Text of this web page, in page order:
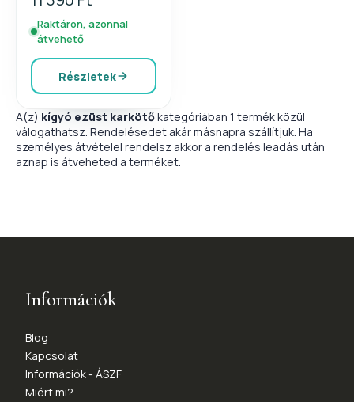
Raktáron, azonnal
átvehető
Részletek
A(z) kígyó ezüst karkötőkategóriában 1 termék közül
válogathatsz. Rendelésedet akár másnapra szállítjuk. Ha
személyes átvételel rendelsz akkor a rendelés leadás után
aznap is átveheted a terméket.
Információk
Blog
Kapcsolat
Információk - ÁSZF
Miért mi?